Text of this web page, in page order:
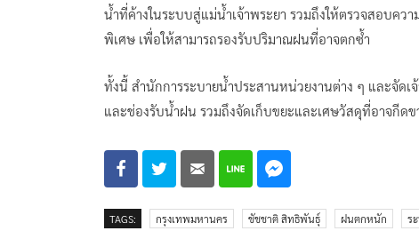
น้ำที่ค้างในระบบสู่แม่น้ำเจ้าพระยา รวมถึงให้ตรวจสอบค
พิเศษ เพื่อให้สามารถรองรับปริมาณฝนที่อาจตกซ้ำ
ทั้งนี้ สำนักการระบายน้ำประสานหน่วยงานต่าง ๆ และจัด
และช่องรับน้ำฝน รวมถึงจัดเก็บขยะและเศษวัสดุที่อาจกีดข
TAGS: กรุงเทพมหานคร ชัชชาติ สิทธิพันธุ์ ฝนตกหนัก ร